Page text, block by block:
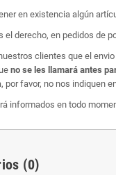
en existencia algún
el derecho, en pedidos de
clientes que el envio
no se les llamará antes
por favor, no nos indiquen
informados en todo
(0)